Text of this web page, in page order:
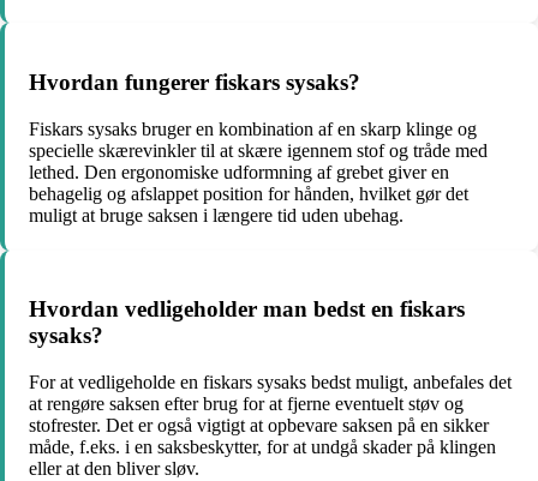
Hvordan fungerer fiskars sysaks?
Fiskars sysaks bruger en kombination af en skarp klinge og
specielle skærevinkler til at skære igennem stof og tråde med
lethed. Den ergonomiske udformning af grebet giver en
behagelig og afslappet position for hånden, hvilket gør det
muligt at bruge saksen i længere tid uden ubehag.
Hvordan vedligeholder man bedst en fiskars
sysaks?
For at vedligeholde en fiskars sysaks bedst muligt, anbefales det
at rengøre saksen efter brug for at fjerne eventuelt støv og
stofrester. Det er også vigtigt at opbevare saksen på en sikker
måde, f.eks. i en saksbeskytter, for at undgå skader på klingen
eller at den bliver sløv.